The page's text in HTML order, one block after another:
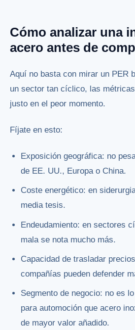
Cómo analizar una
acero antes de
Aquí no basta con mirar un PER
un sector tan cíclico, las
justo en el peor momento.
Fíjate en esto:
Exposición geográfica: no
de EE. UU., Europa o China.
Coste energético: en
media tesis.
Endeudamiento: en sectores
mala se nota mucho más.
Capacidad de trasladar
compañías pueden defender
Segmento de negocio: no es
para automoción que acero
de mayor valor añadido.